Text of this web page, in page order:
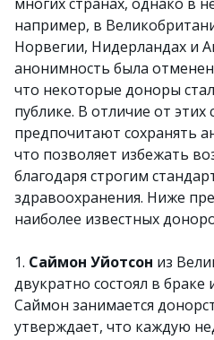
многих странах, однако в
например, в
Норвегии, Нидерландах и
анонимность была
что некоторые доноры
публике. В отличие от этих
предпочитают сохранять
что позволяет избежать
благодаря строгим
здравоохранения. Ниже
наиболее известных
1. Саймон Уйотсон из
двукратно состоял в браке
Саймон занимается
утверждает, что каждую